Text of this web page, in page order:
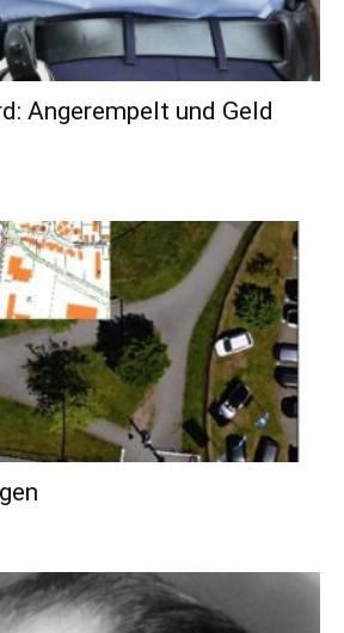
Angerempelt und Geld